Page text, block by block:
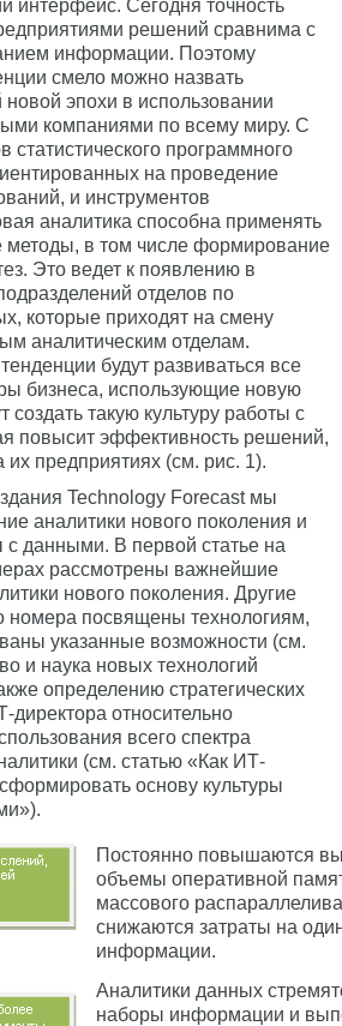
интерфейс. Сегодня точность
решений сравнима с
информации. Поэтому
смело можно назвать
эпохи в использовании
компаниями по всему миру. С
статистического программного
на проведение
и инструментов
аналитика способна применять
методы, в том числе формирование
Это ведет к появлению в
отделов по
которые приходят на смену
аналитическим отделам.
будут развиваться все
бизнеса, использующие новую
создать такую культуру работы с
повысит эффективность решений,
предприятиях (см. рис. 1).
Technology Forecast мы
аналитики нового поколения и
с данными. В первой статье на
рассмотрены важнейшие
нового поколения. Другие
номера посвящены технологиям,
указанные возможности (см.
и наука новых технологий
определению стратегических
директора относительно
всего спектра
(см. статью «Как ИТ-
основу культуры
Постоянно повышаются
объемы оперативной
массового
снижаются затраты на
информации.
Аналитики данных
наборы информации и